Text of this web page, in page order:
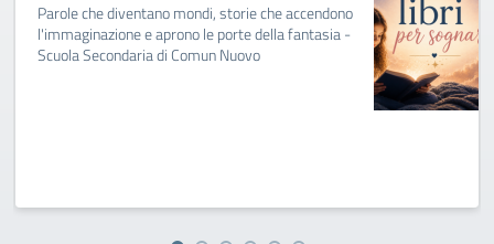
Parole che diventano mondi, storie che accendono
l'immaginazione e aprono le porte della fantasia -
Scuola Secondaria di Comun Nuovo